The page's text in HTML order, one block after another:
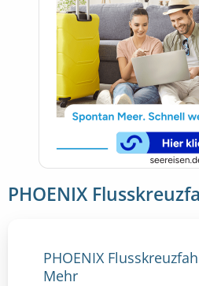
PHOENIX
PHOENIX
Mehr